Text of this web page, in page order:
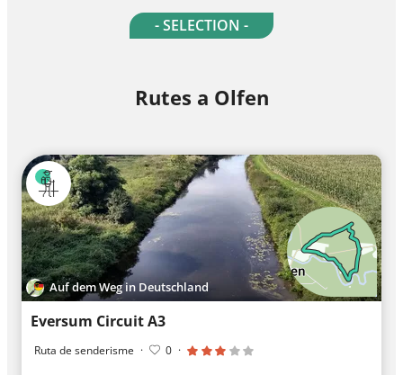
- SELECTION -
Rutes a Olfen
Auf dem Weg in Deutschland
Eversum Circuit A3
Ruta de senderisme · 0 ·